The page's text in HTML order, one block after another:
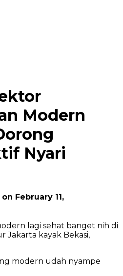
Modern
Nyari
on February 11,
lagi sehat banget nih di
Jakarta kayak Bekasi,
modern udah nyampe